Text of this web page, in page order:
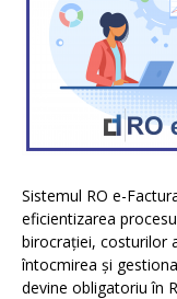
Sistemul RO e-
eficientizarea
birocrației, costurilor
întocmirea și
devine obligatoriu în